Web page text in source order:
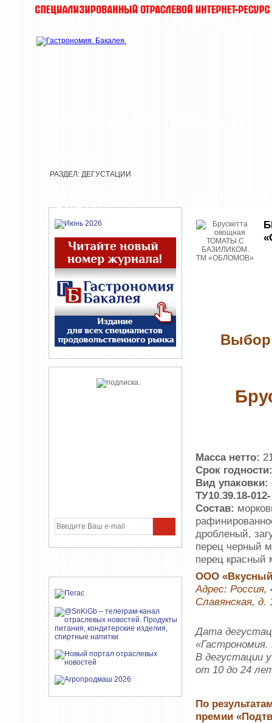
ЖУРНАЛА
РАЗДЕЛ: ДЕГУСТАЦИИ
Выбор
Масса нетто:
Срок
Вид упаковки:
ТУ10.39.18-
Состав:
дробленый,
перец черный
перец красный
ООО «Вкусный
Адрес: Россия,
Славянская, д.
Дата
«Гастрономия.
В дегустации
от 10 до 24
По
премии